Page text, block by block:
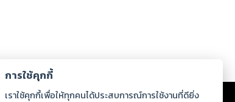
ร่วมงานกับเรา ดาวน์โหลด
การใช้คุกกี้
เราใช้คุกกี้เพื่อให้ทุกคนได้ประสบการณ์การใช้งานที่ดียิ่ง